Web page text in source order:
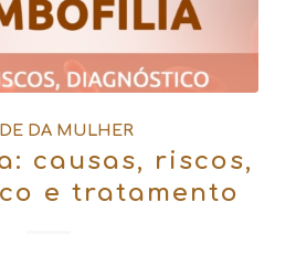
DA MULHER
causas, riscos,
e tratamento